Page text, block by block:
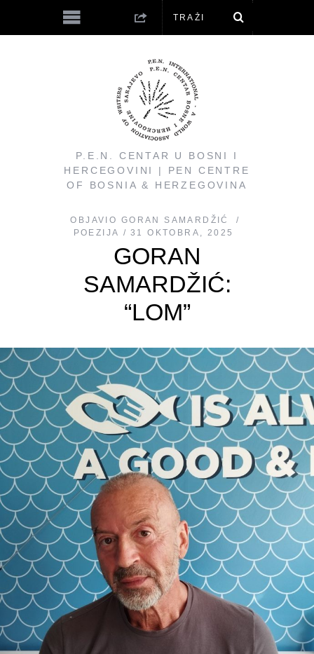
P.E.N. CENTAR U BOSNI I
HERCEGOVINI | PEN CENTRE
OF BOSNIA & HERZEGOVINA
OBJAVIO GORAN SAMARDŽIĆ
POEZIJA
31 OKTOBRA, 2025
GORAN
SAMARDŽIĆ:
“LOM”